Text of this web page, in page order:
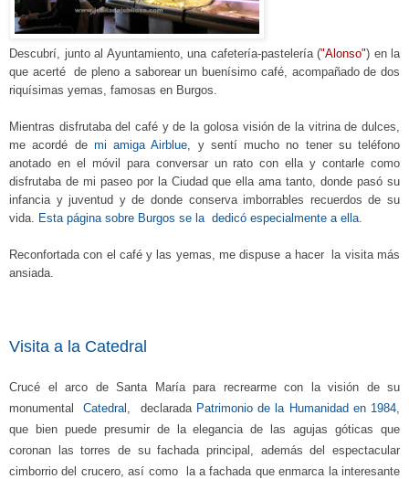
Descubrí, junto al Ayuntamiento, una cafetería-pastelería ("Alonso") en la
que acerté de pleno a saborear un buenísimo café, acompañado de dos
riquísimas yemas, famosas en Burgos.
Mientras disfrutaba del café y de la golosa visión de la vitrina de dulces,
me acordé de mi amiga Airblue, y sentí mucho no tener su teléfono
anotado en el móvil para conversar un rato con ella y contarle como
disfrutaba de mi paseo por la Ciudad que ella ama tanto, donde pasó su
infancia y juventud y de donde conserva imborrables recuerdos de su
vida. Esta página sobre Burgos se la dedicó especialmente a ella.
Reconfortada con el café y las yemas, me dispuse a hacer la visita más
ansiada.
Visita a la Catedral
Crucé el arco de Santa María para recrearme con la visión de su
monumental
Catedral , declarada Patrimonio de la Humanidad en 1984,
que bien puede presumir de la elegancia de las agujas góticas que
coronan las torres de su fachada principal, además del espectacular
cimborrio del crucero, así como
la a fachada queenmarca la interesante